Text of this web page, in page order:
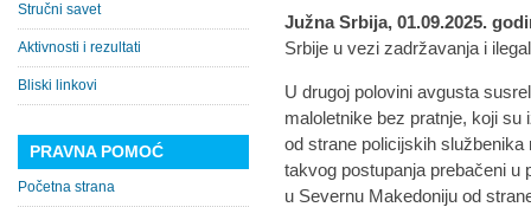
Južna Srbija, 01.09.2025.
Srbije u vezi zadržavanja i
U drugoj polovini avgusta
maloletnike bez pratnje, koji
od strane policijskih
takvog postupanja prebačeni u
u Severnu Makedoniju od
Stručni savet
Aktivnosti i rezultati
Bliski linkovi
PRAVNA POMOĆ
Početna strana